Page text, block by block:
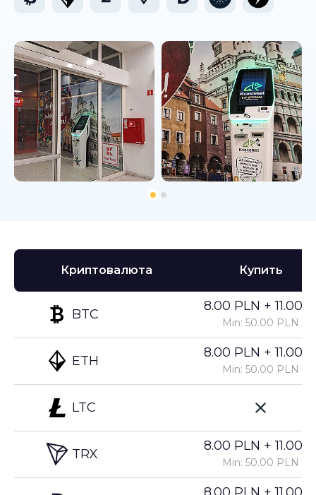
Криптовалюта
BTC
ETH
LTC
TRX
Купить
8.00 PLN +
Min: 50.00 PLN
8.00 PLN +
Min: 50.00 PLN
8.00 PLN +
Min: 50.00 PLN